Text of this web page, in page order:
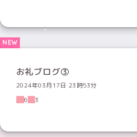
お礼ブログ③
2024年03月17日 23時53分
6
3